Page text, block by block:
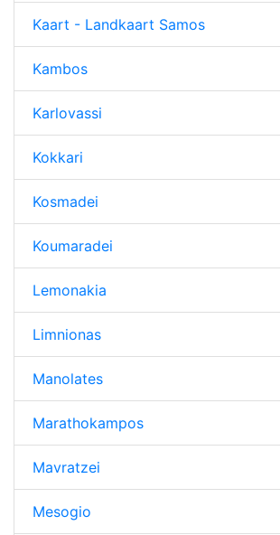
Kaart - Landkaart Samos
Kambos
Karlovassi
Kokkari
Kosmadei
Koumaradei
Lemonakia
Limnionas
Manolates
Marathokampos
Mavratzei
Mesogio